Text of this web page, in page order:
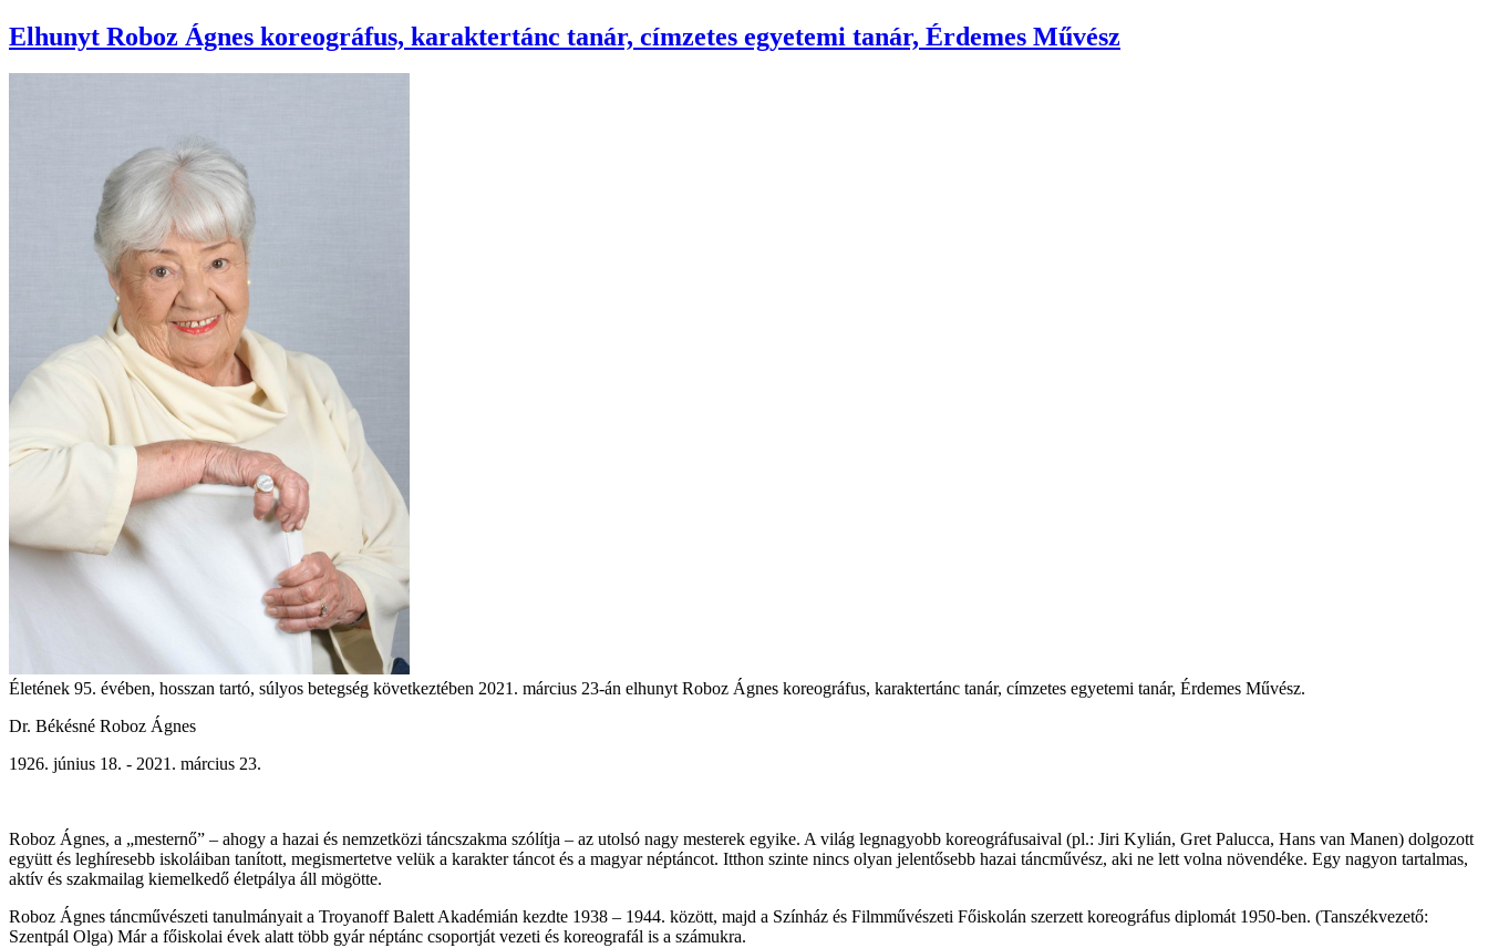
Elhunyt Roboz Ágnes koreográfus, karaktertánc tanár, címzetes egyetemi tanár, Érdemes Művész
Életének 95. évében, hosszan tartó, súlyos betegség következtében 2021. március 23-án elhunyt Roboz Ágnes koreográfus, karaktertánc tanár, címzetes egyetemi tanár, Érdemes Művész.
Dr. Békésné Roboz Ágnes
1926. június 18. - 2021. március 23.
Roboz Ágnes, a „mesternő” – ahogy a hazai és nemzetközi táncszakma szólítja – az utolsó nagy mesterek egyike. A világ legnagyobb koreográfusaival (pl.: Jiri Kylián, Gret Palucca, Hans van Manen) dolgozott
együtt és leghíresebb iskoláiban tanított, megismertetve velük a karakter táncot és a magyar néptáncot. Itthon szinte nincs olyan jelentősebb hazai táncművész, aki ne lett volna növendéke. Egy nagyon tartalmas,
aktív és szakmailag kiemelkedő életpálya áll mögötte.
Roboz Ágnes táncművészeti tanulmányait a Troyanoff Balett Akadémián kezdte 1938 – 1944. között, majd a Színház és Filmművészeti Főiskolán szerzett koreográfus diplomát 1950-ben. (Tanszékvezető:
Szentpál Olga) Már a főiskolai évek alatt több gyár néptánc csoportját vezeti és koreografál is a számukra.